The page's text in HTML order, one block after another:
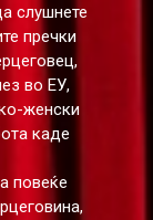
слушнете
пречки
во ЕУ,
женски
каде
повеќе